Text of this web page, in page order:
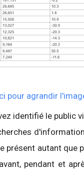
pour agrandir
identifié le public
présent autant que
pendant et